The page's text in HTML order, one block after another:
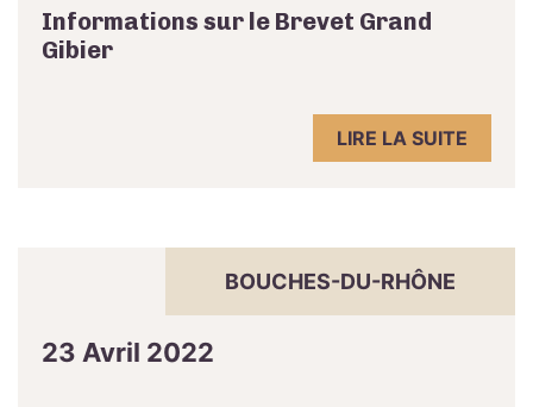
Informations sur le Brevet Grand
Gibier
LIRE LA SUITE
BOUCHES-DU-RHÔNE
23 Avril 2022